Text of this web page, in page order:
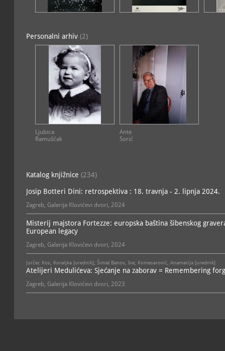
Personalni arhiv (2)
Ljubica
Ramušćak
Ante
Sorić
Katalog knjižnice (234)
Josip Botteri Dini: retrospektiva : 18. travnja - 2. lipnja 2024.
Zagreb, Galerija Klovićevi dvori, 2024
Misterij majstora Fortezze: europska baština šibenskog
European legacy
Zagreb, Galerija Klovićevi dvori, 2024
Jurčec Kos, Koraljka [urednik]; Šimat Banov, Ive; Komesarović, Anamarija [urednik]
Atelijeri Medulićeva: Sjećanje na zaborav = Remembering
Zagreb, Galerija Klovićevi dvori, 2023